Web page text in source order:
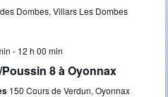
Dombes, Villars Les Dombes
- 12 h 00 min
8 à Oyonnax
150 Cours de Verdun, Oyonnax